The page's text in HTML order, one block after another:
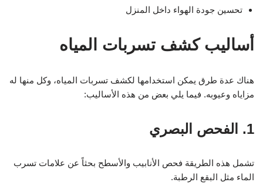
تحسين جودة الهواء داخل المنزل
أساليب كشف تسربات المياه
هناك عدة طرق يمكن استخدامها لكشف تسربات المياه، وكل منها له
مزاياه وعيوبه. فيما يلي بعض من هذه الأساليب:
1. الفحص البصري
تشمل هذه الطريقة فحص الأنابيب والأسطح بحثاً عن علامات تسرب
الماء مثل البقع الرطبة.